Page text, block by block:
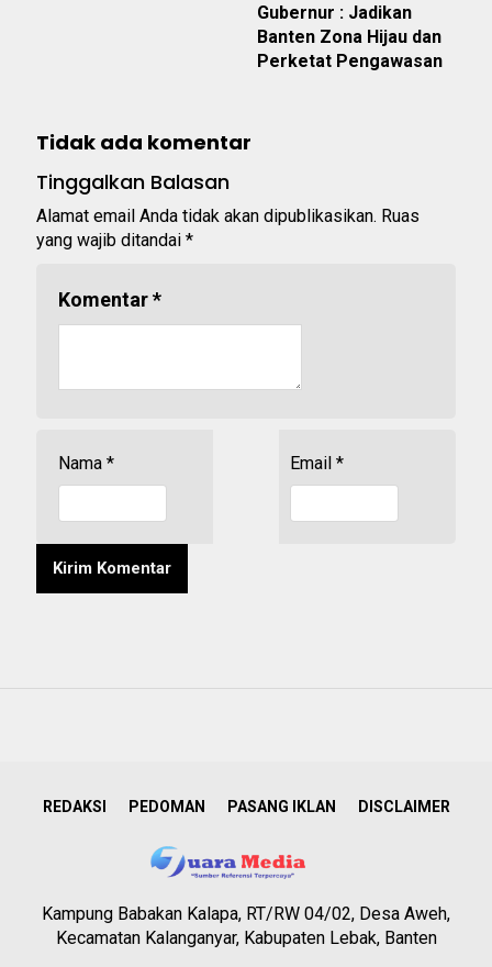
Gubernur : Jadikan
Banten Zona Hijau dan
Perketat Pengawasan
Tidak ada komentar
Tinggalkan Balasan
Alamat email Anda tidak akan dipublikasikan. Ruas
yang wajib ditandai *
Komentar*
Nama * Email *
REDAKSI PEDOMAN PASANG IKLAN DISCLAIMER
Kampung Babakan Kalapa, RT/RW 04/02, Desa Aweh,
Kecamatan Kalanganyar, Kabupaten Lebak, Banten